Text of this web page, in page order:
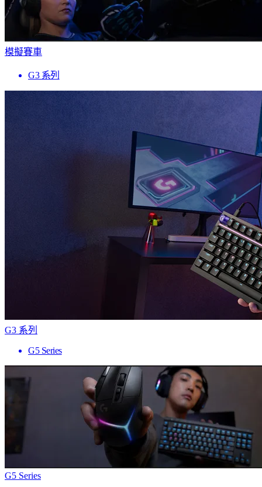
模擬賽車
G3 系列
G3 系列
G5 Series
G5 Series